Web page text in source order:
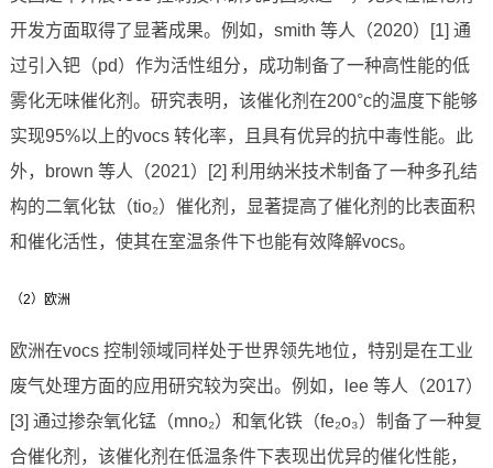
开发方面取得了显著成果。例如，smith 等人（2020）[1] 通
过引入钯（pd）作为活性组分，成功制备了一种高性能的低
雾化无味催化剂。研究表明，该催化剂在200°c的温度下能够
实现95%以上的vocs 转化率，且具有优异的抗中毒性能。此
外，brown 等人（2021）[2] 利用纳米技术制备了一种多孔结
构的二氧化钛（tio₂）催化剂，显著提高了催化剂的比表面积
和催化活性，使其在室温条件下也能有效降解vocs。
（2）欧洲
欧洲在vocs 控制领域同样处于世界领先地位，特别是在工业
废气处理方面的应用研究较为突出。例如，lee 等人（2017）
[3] 通过掺杂氧化锰（mno₂）和氧化铁（fe₂o₃）制备了一种复
合催化剂，该催化剂在低温条件下表现出优异的催化性能，